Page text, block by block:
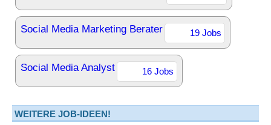
Social Media Marketing Berater 19 Jobs
Social Media Analyst 16 Jobs
WEITERE JOB-IDEEN!